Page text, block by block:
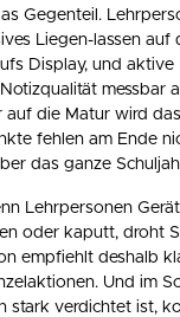
Gegenteil.
Liegen-lassen auf
Display, und aktive
messbar
auf die Matur wird
fehlen am Ende
das ganze
Lehrpersonen
oder kaputt, droht
empfiehlt deshalb
Und im
stark verdichtet ist,